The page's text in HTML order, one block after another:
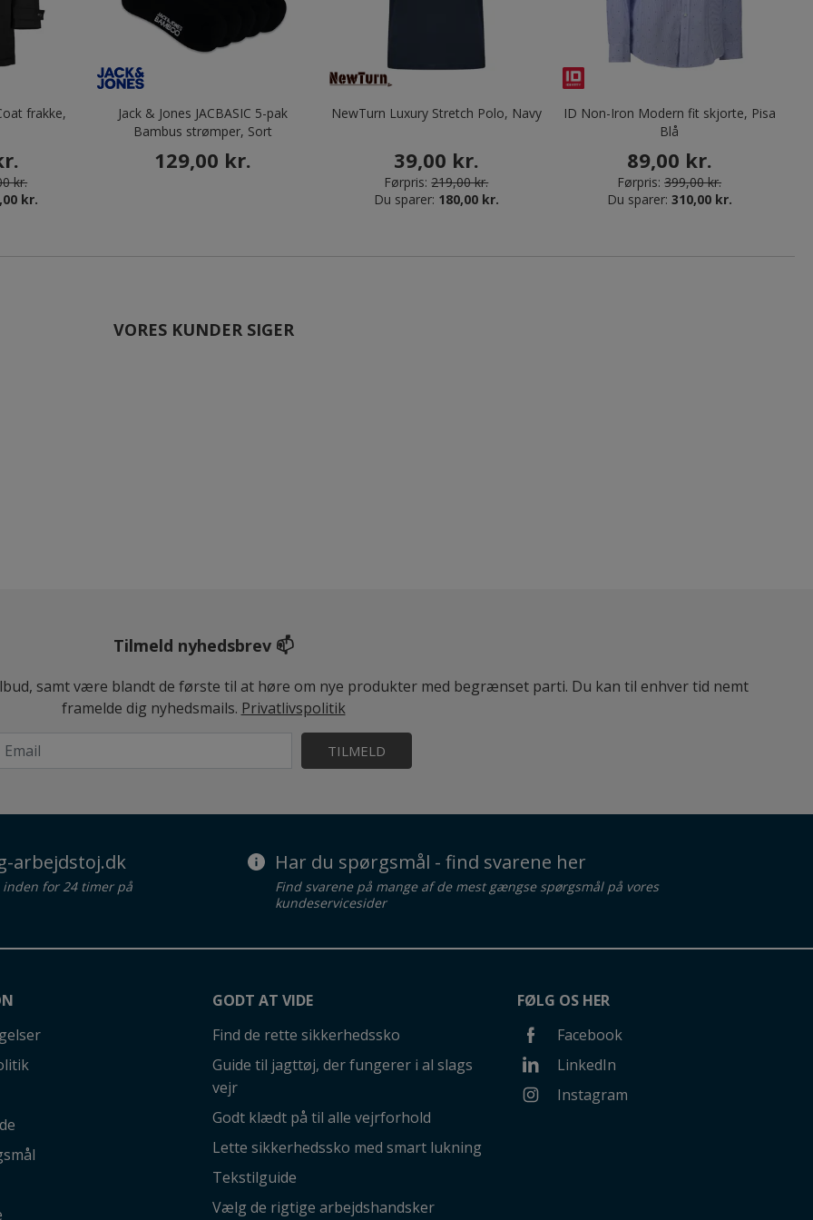
frakke,
kr.
kr.
Jack & Jones JACBASIC 5-pak
Bambus strømper, Sort
129,00 kr.
NewTurn Luxury Stretch Polo, Navy
39,00 kr.
Førpris: 219,00 kr.
Du sparer: 180,00 kr.
ID Non-Iron Modern fit skjorte, Pisa
Blå
89,00 kr.
Førpris: 399,00 kr.
Du sparer: 310,00 kr.
VORES KUNDER SIGER
Tilmeld nyhedsbrev 📫
samt være blandt de første til at høre om nye produkter med begrænset parti. Du kan til enhver tid nemt
framelde dig nyhedsmails. Privatlivspolitik
TILMELD
arbejdstoj.dk
for 24 timer på
Har du spørgsmål - find svarene her
Find svarene på mange af de mest gængse spørgsmål på vores
kundeservicesider
GODT AT VIDE
Find de rette sikkerhedssko
Guide til jagttøj, der fungerer i al slags
vejr
Godt klædt på til alle vejrforhold
Lette sikkerhedssko med smart lukning
Tekstilguide
Vælg de rigtige arbejdshandsker
FØLG OS HER
Facebook
LinkedIn
Instagram